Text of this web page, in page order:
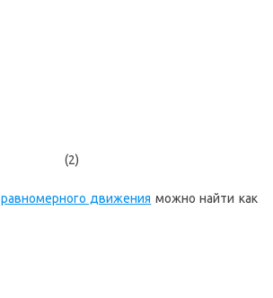
(2)
равномерного движения можно найти как